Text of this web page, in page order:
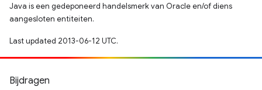
Java is een gedeponeerd handelsmerk van Oracle en/of diens
aangesloten entiteiten.
Last updated 2013-06-12 UTC.
Bijdragen